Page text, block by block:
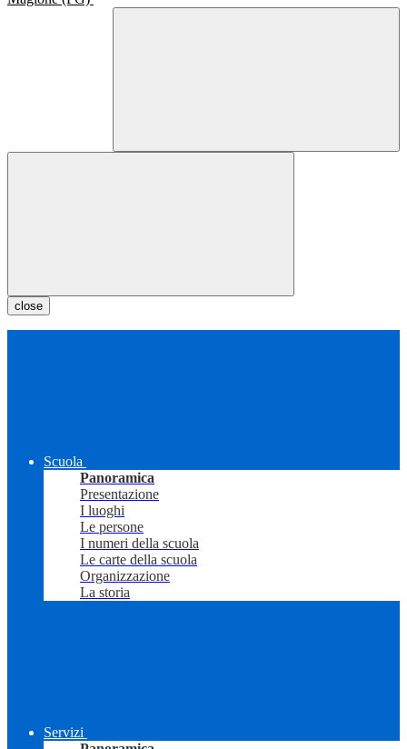
close
Scuola
Panoramica
Presentazione
I luoghi
Le persone
I numeri della scuola
Le carte della scuola
Organizzazione
La storia
Servizi